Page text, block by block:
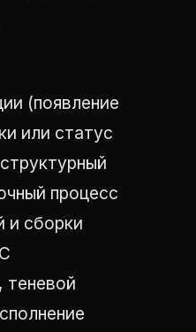
(появление
или статус
процесс
и сборки
теневой